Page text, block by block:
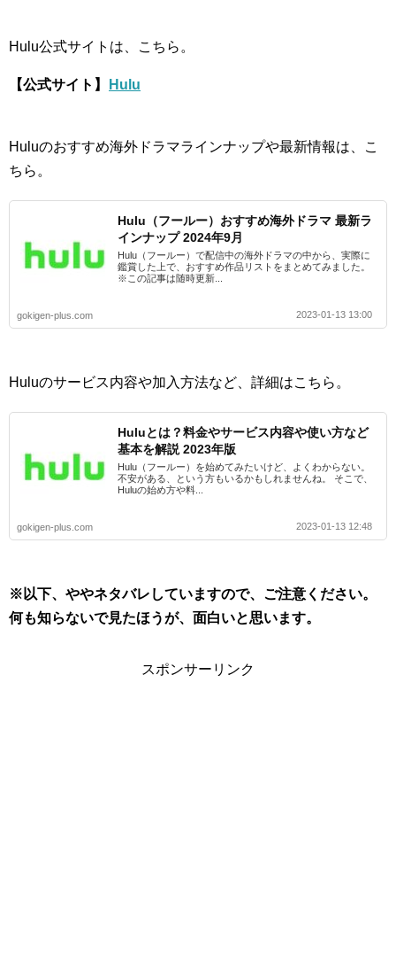
Hulu公式サイトは、こちら。
【公式サイト】 Hulu
Huluのおすすめ海外ドラマラインナップや最新情報は、こ
ちら。
Hulu（フールー）おすすめ海外ドラマ 最新ラ
インナップ 2024年9月
Hulu（フールー）で配信中の海外ドラマの中から、実際に
鑑賞した上で、おすすめ作品リストをまとめてみました。
※この記事は随時更新...
gokigen-plus.com 2023-01-13 13:00
Huluのサービス内容や加入方法など、詳細はこちら。
Huluとは？料金やサービス内容や使い方など
基本を解説 2023年版
Hulu（フールー）を始めてみたいけど、よくわからない。
不安がある、という方もいるかもしれませんね。 そこで、
Huluの始め方や料...
gokigen-plus.com 2023-01-13 12:48
※以下、ややネタバレしていますので、ご注意ください。
何も知らないで見たほうが、面白いと思います。
スポンサーリンク